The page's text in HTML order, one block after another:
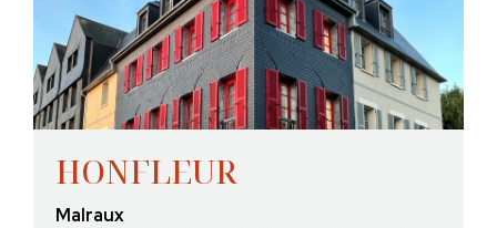
HONFLEUR
Malraux